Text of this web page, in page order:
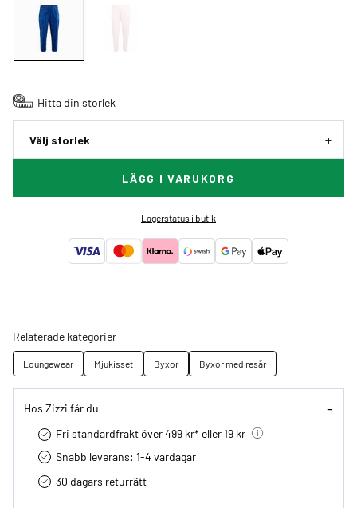
Hitta din storlek
Välj storlek
LÄGG I VARUKORG
Lagerstatus i butik
Relaterade kategorier
Loungewear Mjukisset Byxor Byxor med resår
Hos Zizzi får du
Fri standardfrakt över 499 kr* eller 19 kr
Snabb leverans: 1-4 vardagar
30 dagars returrätt­